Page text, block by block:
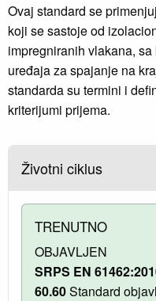
Ovaj standard se
koji se sastoje od
impregniranih vlakana,
uređaja za spajanje na
standarda su termini i
kriterijumi prijema.
Životni ciklus
TRENUTNO
OBJAVLJEN
SRPS EN
60.60Standard